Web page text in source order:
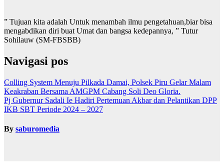
” Tujuan kita adalah Untuk menambah ilmu pengetahuan,biar bisa
mengabdikan diri buat Umat dan bangsa kedepannya, ” Tutur
Sohilauw (SM-FBSBB)
Navigasi pos
Colling System Menuju Pilkada Damai, Polsek Piru Gelar Malam
Keakraban Bersama AMGPM Cabang Soli Deo Gloria.
Pj Gubernur Sadali Ie Hadiri Pertemuan Akbar dan Pelantikan DPP
IKB SBT Periode 2024 – 2027
By saburomedia